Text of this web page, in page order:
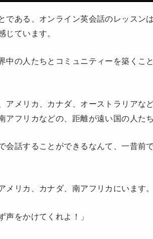
である、オンライン英会話のレッスン
じています。
中の人たちとコミュニティーを築くこ
アメリカ、カナダ、オーストラリアな
アフリカなどの、距離が遠い国の人た
会話することができるなんて、一昔前
メリカ、カナダ、南アフリカにいます
声をかけてくれよ！」